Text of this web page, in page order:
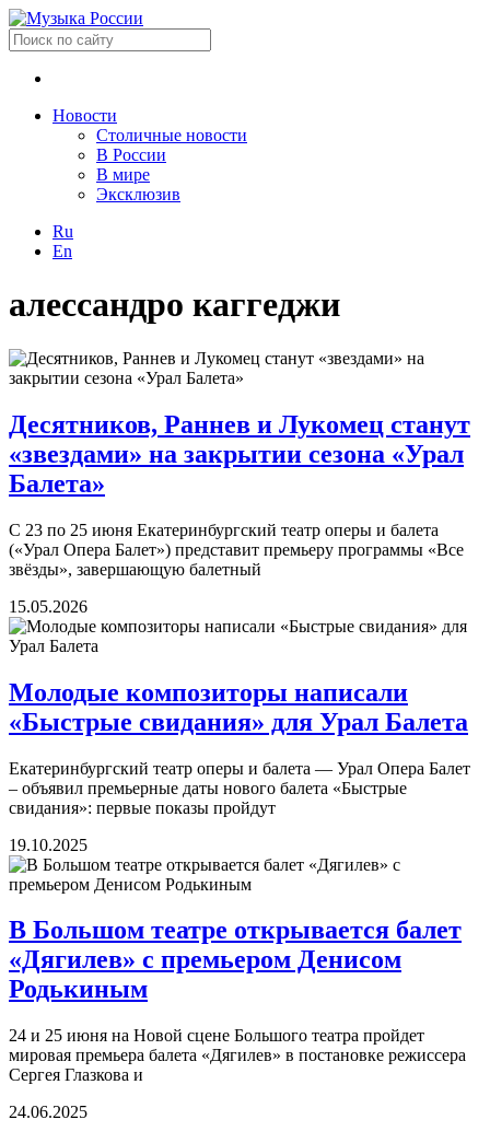
Новости
Столичные новости
В России
В мире
Эксклюзив
Ru
En
алессандро каггеджи
Десятников, Раннев и Лукомец станут
«звездами» на закрытии сезона «Урал
Балета»
С 23 по 25 июня Екатеринбургский театр оперы и балета
(«Урал Опера Балет») представит премьеру программы «Все
звёзды», завершающую балетный
15.05.2026
Молодые композиторы написали
«Быстрые свидания» для Урал Балета
Екатеринбургский театр оперы и балета — Урал Опера Балет
– объявил премьерные даты нового балета «Быстрые
свидания»: первые показы пройдут
19.10.2025
В Большом театре открывается балет
«Дягилев» с премьером Денисом
Родькиным
24 и 25 июня на Новой сцене Большого театра пройдет
мировая премьера балета «Дягилев» в постановке режиссера
Сергея Глазкова и
24.06.2025